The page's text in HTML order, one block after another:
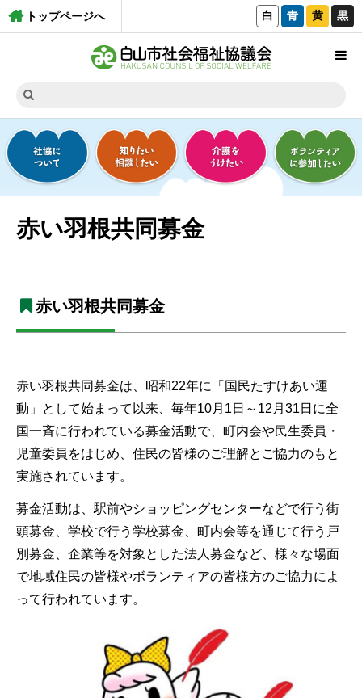
トップページへ 白 青 黄 黒
赤い羽根共同募金
赤い羽根共同募金
赤い羽根共同募金は、昭和22年に「国民たすけあい運
動」として始まって以来、毎年10月1日～12月31日に全
国一斉に行われている募金活動で、町内会や民生委員・
児童委員をはじめ、住民の皆様のご理解とご協力のもと
実施されています。
募金活動は、駅前やショッピングセンターなどで行う街
頭募金、学校で行う学校募金、町内会等を通じて行う戸
別募金、企業等を対象とした法人募金など、様々な場面
で地域住民の皆様やボランティアの皆様方のご協力によ
って行われています。